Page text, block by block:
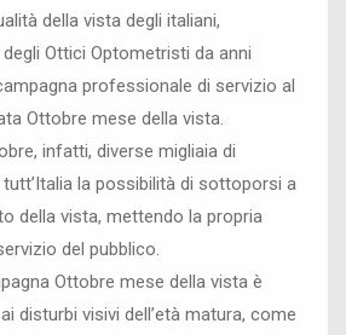
della vista degli italiani,
Ottici Optometristi da anni
professionale di servizio al
Ottobre mese della vista.
infatti, diverse migliaia di
la possibilità di sottoporsi a
della vista, mettendo la propria
del pubblico.
Ottobre mese della vista è
disturbi visivi dell’età matura, come